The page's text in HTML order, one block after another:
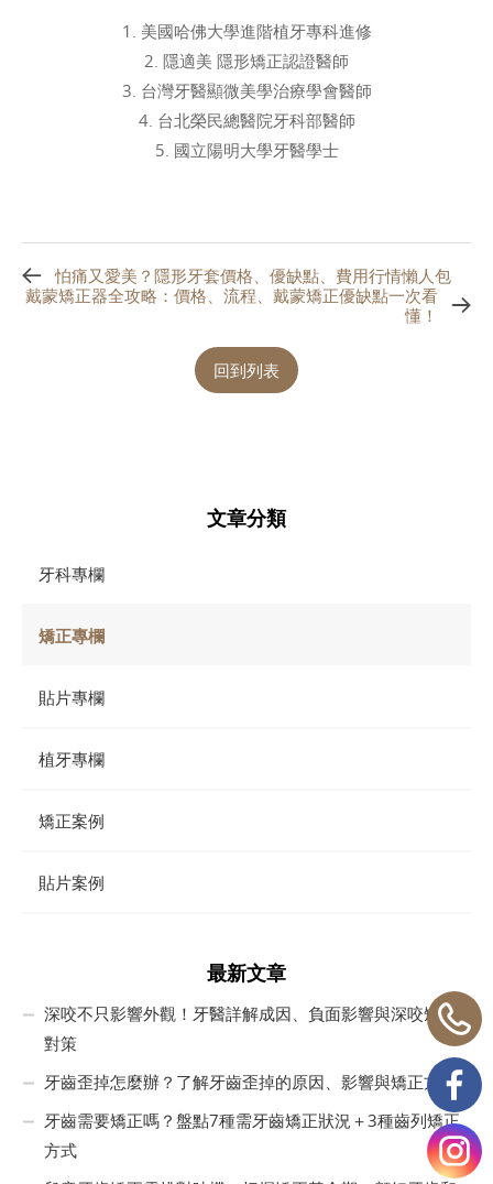
1. 美國哈佛大學進階植牙專科進修
2. 隱適美 隱形矯正認證醫師
3. 台灣牙醫顯微美學治療學會醫師
4. 台北榮民總醫院牙科部醫師
5. 國立陽明大學牙醫學士
怕痛又愛美？隱形牙套價格、優缺點、費用行情懶人包
戴蒙矯正器全攻略：價格、流程、戴蒙矯正優缺點一次看
懂！
回到列表
文章分類
牙科專欄
矯正專欄
貼片專欄
植牙專欄
矯正案例
貼片案例
最新文章
深咬不只影響外觀！牙醫詳解成因、負面影響與深咬矯正
對策
牙齒歪掉怎麼辦？了解牙齒歪掉的原因、影響與矯正方式
牙齒需要矯正嗎？盤點7種需牙齒矯正狀況＋3種齒列矯正
方式